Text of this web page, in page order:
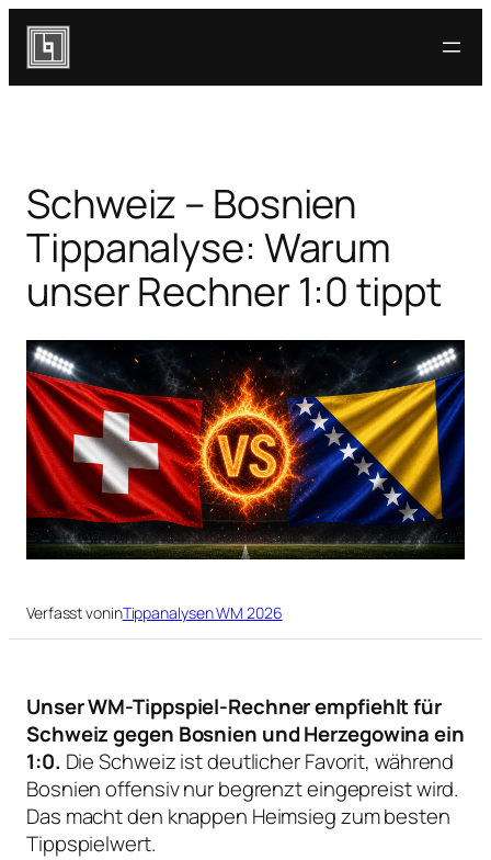
Zum
Inhalt
springen
Schweiz – Bosnien
Tippanalyse: Warum
unser Rechner 1:0 tippt
Verfasst voninTippanalysen WM 2026
Unser WM-Tippspiel-Rechner empfiehlt für
Schweiz gegen Bosnien und Herzegowina ein
1:0. Die Schweiz ist deutlicher Favorit, während
Bosnien offensiv nur begrenzt eingepreist wird.
Das macht den knappen Heimsieg zum besten
Tippspielwert.